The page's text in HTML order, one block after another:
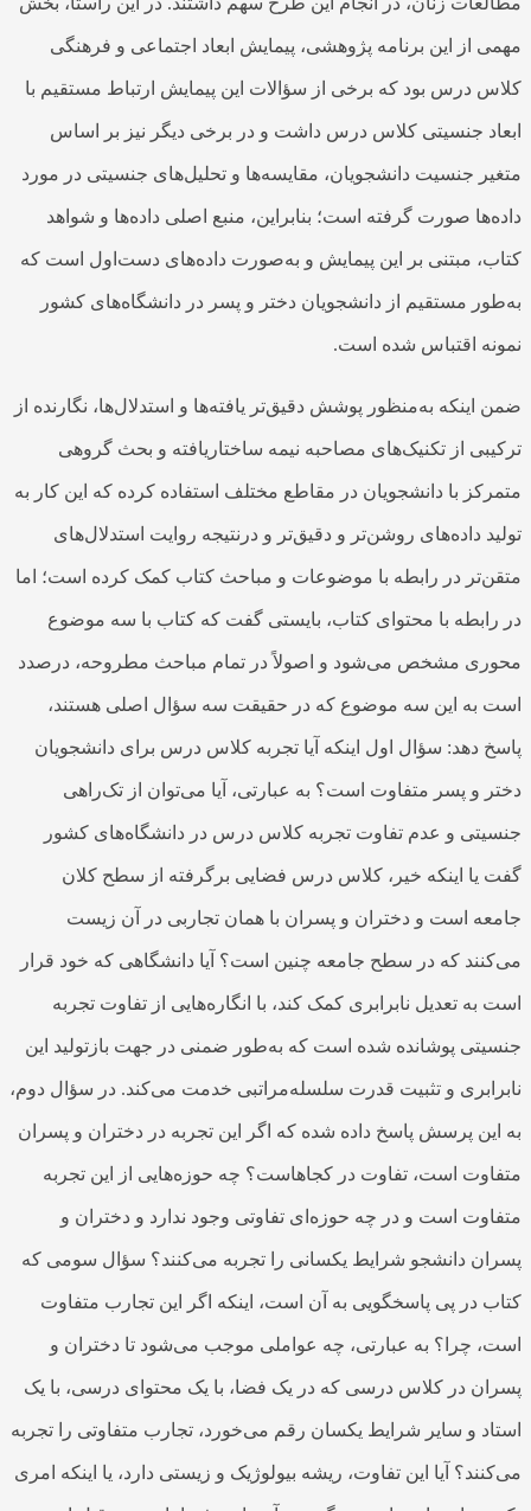
مهمی از این برنامه پژوهشی، پیمایش ابعاد اجتماعی و فرهنگی
کلاس درس بود که برخی از سؤالات این پیمایش ارتباط مستقیم با
ابعاد جنسیتی کلاس درس داشت و در برخی دیگر نیز بر اساس
متغیر جنسیت دانشجویان، مقایسه‌ها و تحلیل‌های جنسیتی در مورد
داده‌ها صورت گرفته است؛ بنابراین، منبع اصلی داده‌ها و شواهد
کتاب، مبتنی بر این پیمایش و به‌صورت داده‌های دست‌اول است که
به‌طور مستقیم از دانشجویان دختر و پسر در دانشگاه‌های کشور
نمونه اقتباس شده است.
ضمن اینکه به‌منظور پوشش دقیق‌تر یافته‌ها و استدلال‌ها، نگارنده از
ترکیبی از تکنیک‌های مصاحبه نیمه ساختاریافته و بحث گروهی
متمرکز با دانشجویان در مقاطع مختلف استفاده کرده که این کار به
تولید داده‌های روشن‌تر و دقیق‌تر و درنتیجه روایت استدلال‌های
متقن‌تر در رابطه با موضوعات و مباحث کتاب کمک کرده است؛ اما
در رابطه با محتوای کتاب، بایستی گفت که کتاب با سه موضوع
محوری مشخص می‌شود و اصولاً در تمام مباحث مطروحه، درصدد
است به این سه موضوع که در حقیقت سه سؤال اصلی هستند،
پاسخ دهد: سؤال اول اینکه آیا تجربه کلاس درس برای دانشجویان
دختر و پسر متفاوت است؟ به عبارتی، آیا می‌توان از تک‌راهی
جنسیتی و عدم تفاوت تجربه کلاس درس در دانشگاه‌های کشور
گفت یا اینکه خیر، کلاس درس فضایی برگرفته از سطح کلان
جامعه است و دختران و پسران با همان تجاربی در آن زیست
می‌کنند که در سطح جامعه چنین است؟ آیا دانشگاهی که خود قرار
است به تعدیل نابرابری کمک کند، با انگاره‌هایی از تفاوت تجربه
جنسیتی پوشانده شده است که به‌طور ضمنی در جهت بازتولید این
نابرابری و تثبیت قدرت سلسله‌مراتبی خدمت می‌کند. در سؤال دوم،
به این پرسش پاسخ داده شده که اگر این تجربه در دختران و پسران
متفاوت است، تفاوت در کجاهاست؟ چه حوزه‌هایی از این تجربه
متفاوت است و در چه حوزه‌ای تفاوتی وجود ندارد و دختران و
پسران دانشجو شرایط یکسانی را تجربه می‌کنند؟ سؤال سومی که
کتاب در پی پاسخگویی به آن است، اینکه اگر این تجارب متفاوت
است، چرا؟ به عبارتی، چه عواملی موجب می‌شود تا دختران و
پسران در کلاس درسی که در یک فضا، با یک محتوای درسی، با یک
استاد و سایر شرایط یکسان رقم می‌خورد، تجارب متفاوتی را تجربه
می‌کنند؟ آیا این تفاوت، ریشه بیولوژیک و زیستی دارد، یا اینکه امری